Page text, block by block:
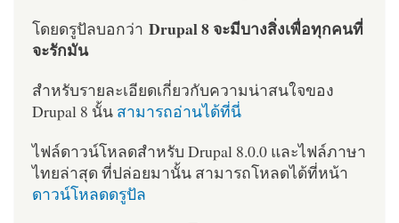
โดยดรูปัลบอกว่า Drupal 8 จะมีบางสิ่งเพื่อทุกคนที่
จะรักมัน
สำหรับรายละเอียดเกี่ยวกับความน่าสนใจของ
Drupal 8 นั้น สามารถอ่านได้ที่นี่
ไฟล์ดาวน์โหลดสำหรับ Drupal 8.0.0 และไฟล์ภาษา
ไทยล่าสุด ที่ปล่อยมานั้น สามารถโหลดได้ที่หน้า
ดาวน์โหลดดรูปัล